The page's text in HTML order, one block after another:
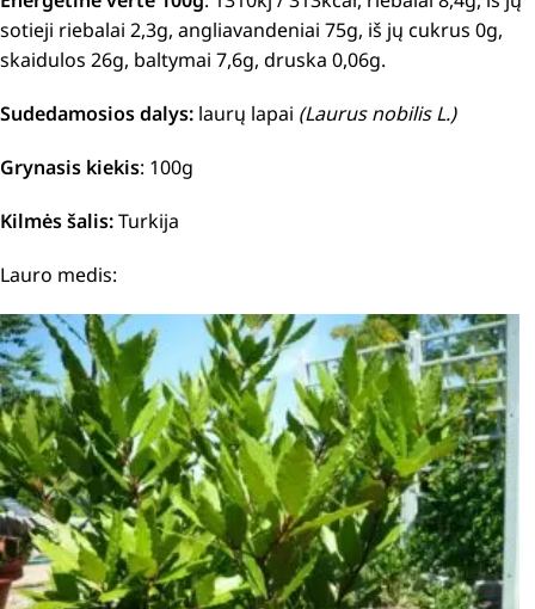
sotieji riebalai 2,3g, angliavandeniai 75g, iš jų cukrus 0g,
skaidulos 26g, baltymai 7,6g, druska 0,06g.
Sudedamosios dalys: laurų lapai (Laurus nobilis L.)
Grynasis kiekis: 100g
Kilmės šalis:Turkija
Lauro medis: